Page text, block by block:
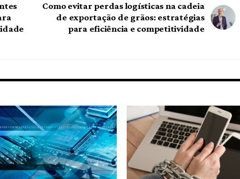
Como evitar perdas logísticas na cadeia
de exportação de grãos: estratégias
para eficiência e competitividade